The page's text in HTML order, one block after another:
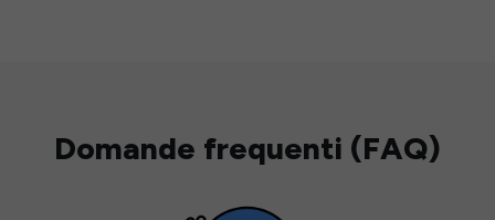
Domande frequenti (FAQ)